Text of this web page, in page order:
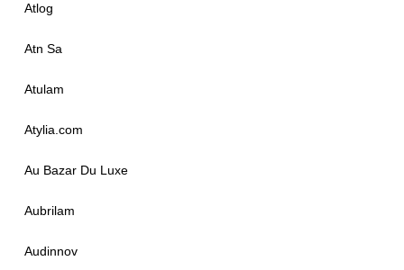
Atlog
Atn Sa
Atulam
Atylia.com
Au Bazar Du Luxe
Aubrilam
Audinnov